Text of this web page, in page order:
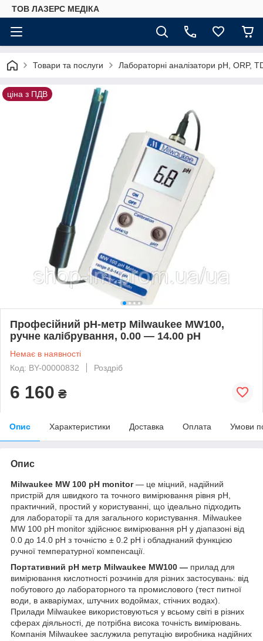
ТОВ ЛАЗЕРС МЕДІКА
Товари та послуги Лабораторні аналізатори pH, ORP,
ціна з ПДВ
Професійний pH-метр Milwaukee MW100,
ручне калібрування, 0.00 ― 14.00 pH
Немає в наявності
Код: BY-00000832
Роздріб
6 160 ₴
Опис Характеристики Доставка Оплата Умови
Опис
Milwaukee MW 100 pH monitor— це міцний, надійний
пристрій для швидкого та точного вимірювання рівня pH,
практичний, простий у користуванні, що ідеально підходить
для лабораторії та для загального користування. Milwaukee
MW 100 pH monitor здійснює вимірювання pH у діапазоні від
0.0 до 14.0 pH з точністю ± 0.2 рН і обладнаний функцією
ручної температурної компенсації.
Портативний pH метр Milwaukee MW100 ― прилад для
вимірювання кислотності розчинів для різних застосувань: від
побутового до лабораторного та промислового (тест питної
води, в акваріумах, штучних водоймах, стічних водах).
Прилади Milwaukee використовуються у всьому світі в різних
сферах діяльності, де потрібна висока точність вимірювань.
Компанія Milwaukee заслужила репутацію виробника надійних